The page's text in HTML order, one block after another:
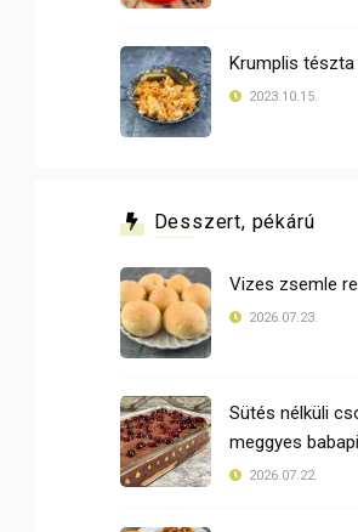
Krumplis tészta
2023.10.15.
Desszert, pékárú
Vizes zsemle
2026.07.23.
Sütés nélküli
meggyes
2026.07.22.